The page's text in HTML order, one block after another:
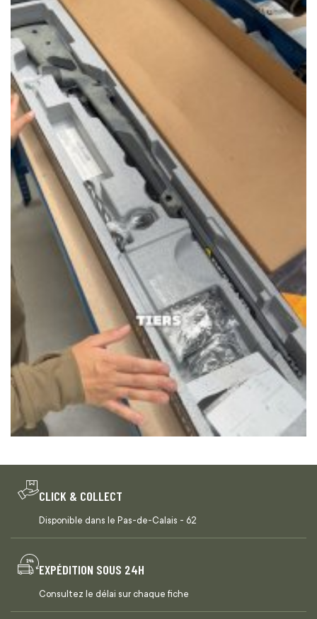
CLICK & COLLECT
Disponible dans le Pas-de-Calais - 62
EXPÉDITION SOUS 24H
Consultez le délai sur chaque fiche